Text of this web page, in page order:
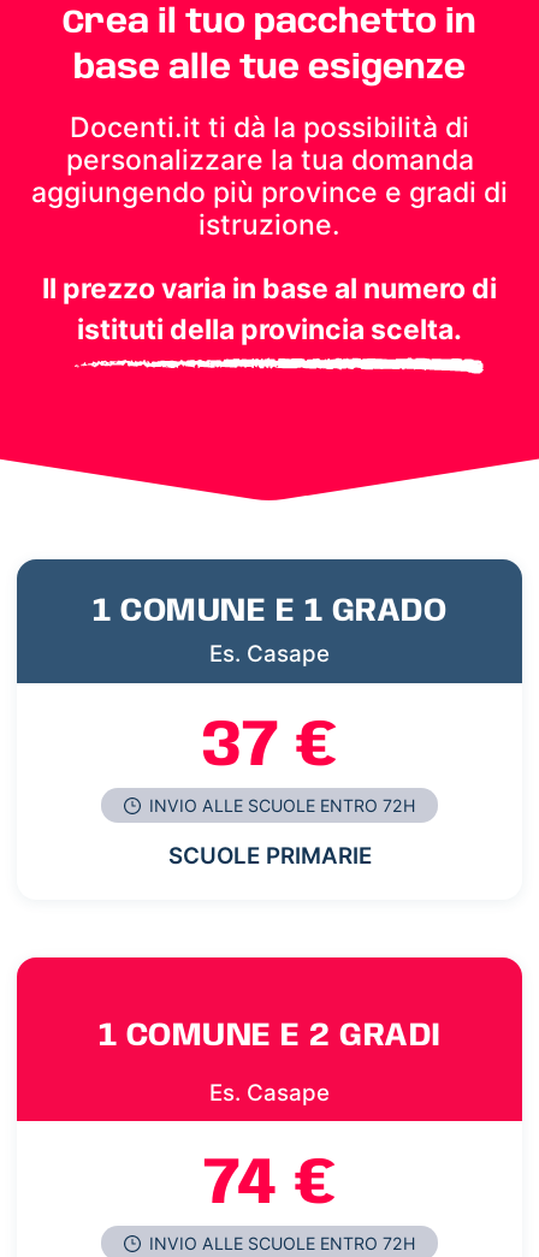
Crea il tuo pacchetto in
base alle tue esigenze
Docenti.it ti dà la possibilità di
personalizzare la tua domanda
aggiungendo più province e gradi di
istruzione.
Il prezzo varia in base al numero di
istituti della provincia scelta.
1 COMUNE E 1 GRADO
Es. Casape
37 €
INVIO ALLE SCUOLE ENTRO 72H
SCUOLE PRIMARIE
1 COMUNE E 2 GRADI
Es. Casape
74 €
INVIO ALLE SCUOLE ENTRO 72H